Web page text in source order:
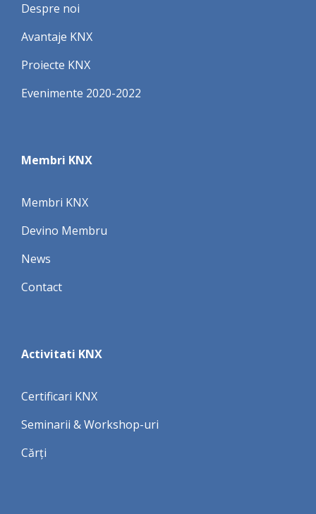
Despre noi
Avantaje KNX
Proiecte KNX
Evenimente 2020-2022
Membri KNX
Membri KNX
Devino Membru
News
Contact
Activitati KNX
Certificari KNX
Seminarii & Workshop-uri
Cărți